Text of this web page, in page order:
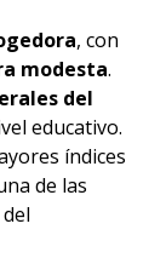
, con
modesta.
del
educativo.
índices
de las